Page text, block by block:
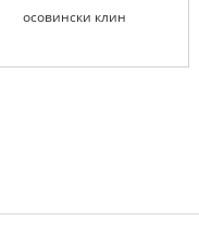
осовински клин